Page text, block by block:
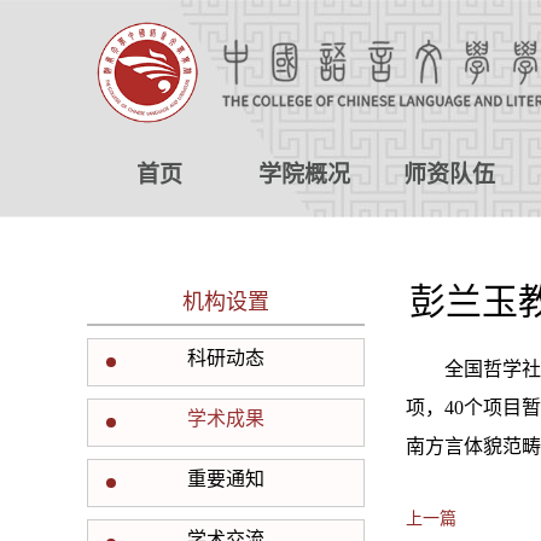
首页 学院概况 师资队伍
机构设置
科研动态
学术成果
重要通知
彭兰玉
全国哲学
项，40个项目
南方言体貌范
上一篇